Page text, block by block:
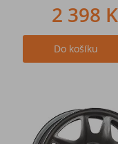
2 398
Do košíku